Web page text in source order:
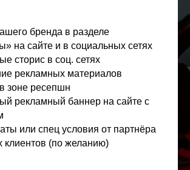
бренда в разделе
на сайте и в социальных сетях
сторис в соц. сетях
рекламных материалов
зоне ресепшн
рекламный баннер на сайте с
или спец условия от партнёра
клиентов (по желанию)